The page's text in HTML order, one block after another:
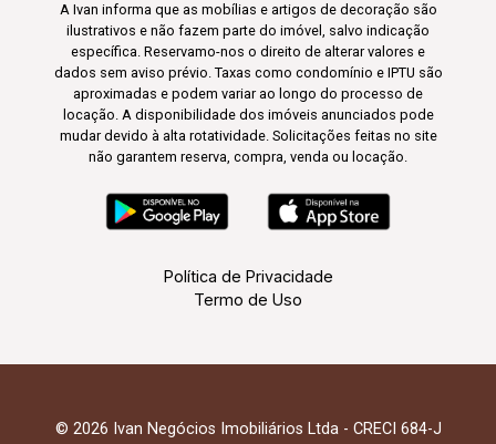
A Ivan informa que as mobílias e artigos de decoração são
ilustrativos e não fazem parte do imóvel, salvo indicação
específica. Reservamo-nos o direito de alterar valores e
dados sem aviso prévio. Taxas como condomínio e IPTU são
aproximadas e podem variar ao longo do processo de
locação. A disponibilidade dos imóveis anunciados pode
mudar devido à alta rotatividade. Solicitações feitas no site
não garantem reserva, compra, venda ou locação.
Política de Privacidade
Termo de Uso
© 2026 Ivan Negócios Imobiliários Ltda - CRECI 684-J